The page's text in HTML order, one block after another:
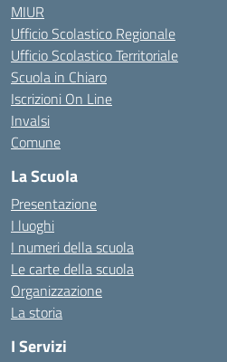
MIUR
Ufficio Scolastico Regionale
Ufficio Scolastico Territoriale
Scuola in Chiaro
Iscrizioni On Line
Invalsi
Comune
La Scuola
Presentazione
I luoghi
I numeri della scuola
Le carte della scuola
Organizzazione
La storia
I Servizi